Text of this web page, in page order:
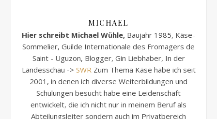
MICHAEL
Hier schreibt Michael Wühle, Baujahr 1985, Käse-
Sommelier, Guilde Internationale des Fromagers de
Saint - Uguzon, Blogger, Gin Liebhaber, In der
Landesschau -> SWRZum Thema Käse habe ich seit
2001, in denen ich diverse Weiterbildungen und
Schulungen besucht habe eine Leidenschaft
entwickelt, die ich nicht nur in meinem Beruf als
Abteilungsleiter sondern auch im Privatbereich